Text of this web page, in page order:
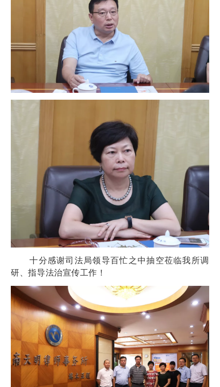
十分感谢司法局领导百忙之中抽空莅临我所调
研、指导法治宣传工作！